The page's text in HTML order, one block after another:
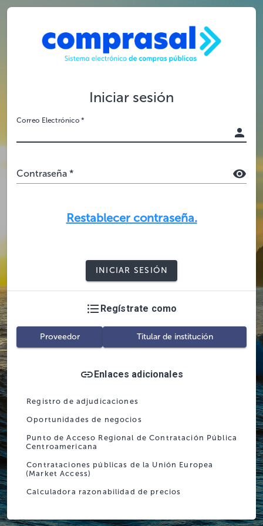
Iniciar sesión
Correo Electrónico *
Contraseña *
Restablecer contraseña.
INICIAR SESIÓN
Regístrate como
Proveedor Titular de institución
Enlaces adicionales
Registro de adjudicaciones
Oportunidades de negocios
Punto de Acceso Regional de Contratación Pública
Centroamericana
Contrataciones públicas de la Unión Europea
(Market Access)
Calculadora razonabilidad de precios